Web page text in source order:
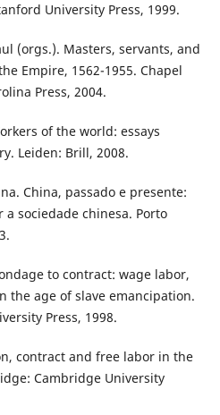
University Press, 1999.
(orgs.). Masters, servants, and
Empire, 1562-1955. Chapel
Press, 2004.
of the world: essays
Leiden: Brill, 2008.
China, passado e presente:
sociedade chinesa. Porto
to contract: wage labor,
the age of slave emancipation.
Press, 1998.
contract and free labor in the
Cambridge University